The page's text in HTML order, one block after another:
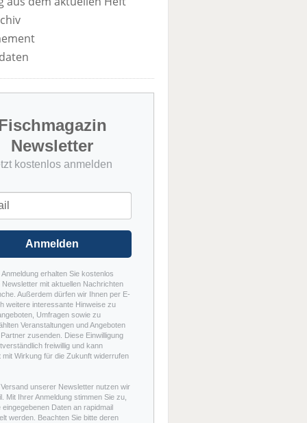
Newsletter
kostenlos anmelden
Anmelden
Anmeldung erhalten Sie kostenlos
Newsletter mit aktuellen Nachrichten
Außerdem dürfen wir Ihnen per E-
weitere interessante Hinweise zu
Umfragen sowie zu
Veranstaltungen und Angeboten
zusenden. Diese Einwilligung
freiwillig und kann
mit Wirkung für die Zukunft widerrufen
Versand unserer Newsletter nutzen wir
Mit Ihrer Anmeldung stimmen Sie zu,
eingegebenen Daten an rapidmail
werden. Beachten Sie bitte deren